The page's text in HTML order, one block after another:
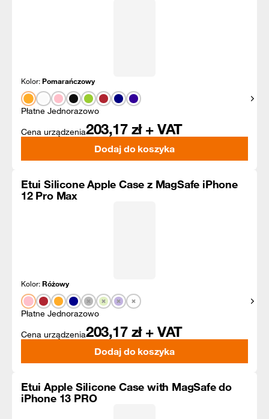
Kolor:Pomarańczowy
Płatne Jednorazowo
Cena urządzenia203,17 zł + VAT
Dodaj do koszyka
Etui Silicone Apple Case z MagSafe iPhone
12 Pro Max
Kolor:Różowy
Płatne Jednorazowo
Cena urządzenia203,17 zł + VAT
Dodaj do koszyka
Etui Apple Silicone Case with MagSafe do
iPhone 13 PRO